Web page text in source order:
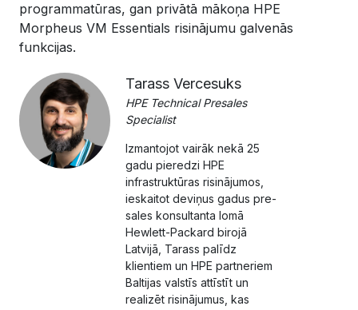
programmatūras, gan privātā mākoņa HPE
Morpheus VM Essentials risinājumu galvenās
funkcijas.
Tarass Vercesuks
HPE Technical Presales
Specialist
Izmantojot vairāk nekā 25
gadu pieredzi HPE
infrastruktūras risinājumos,
ieskaitot deviņus gadus pre-
sales konsultanta lomā
Hewlett-Packard birojā
Latvijā, Tarass palīdz
klientiem un HPE partneriem
Baltijas valstīs attīstīt un
realizēt risinājumus, kas